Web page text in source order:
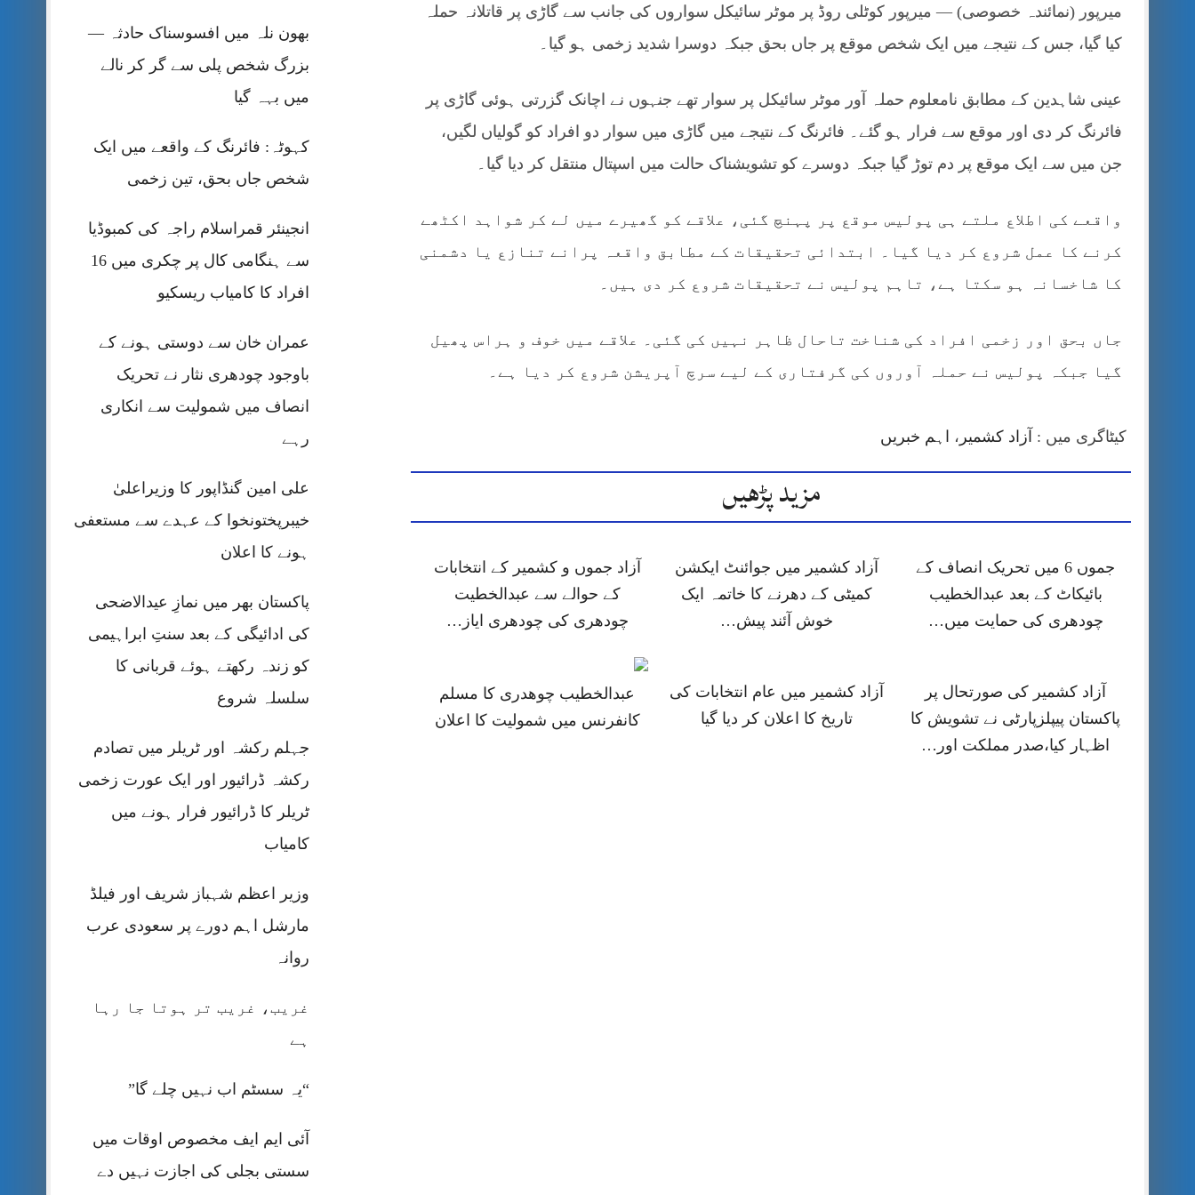
بھون نلہ میں افسوسناک حادثہ —
بزرگ شخص پلی سے گر کر نالے
میں بہہ گیا
کہوٹہ: فائرنگ کے واقعے میں ایک
شخص جاں بحق، تین زخمی
انجینئر قمراسلام راجہ کی کمبوڈیا
سے ہنگامی کال پر چکری میں 16
افراد کا کامیاب ریسکیو
عمران خان سے دوستی ہونے کے
باوجود چودھری نثار نے تحریک
انصاف میں شمولیت سے انکاری
رہے
علی امین گنڈاپور کا وزیراعلیٰ
خیبرپختونخوا کے عہدے سے مستعفی
ہونے کا اعلان
پاکستان بھر میں نمازِ عیدالاضحی
کی ادائیگی کے بعد سنتِ ابراہیمی
کو زندہ رکھتے ہوئے قربانی کا
سلسلہ شروع
جہلم رکشہ اور ٹریلر میں تصادم
رکشہ ڈرائیور اور ایک عورت زخمی
ٹریلر کا ڈرائیور فرار ہونے میں
کامیاب
وزیر اعظم شہباز شریف اور فیلڈ
مارشل اہم دورے پر سعودی عرب
روانہ
غریب، غریب تر ہوتا جا رہا
ہے
“یہ سسٹم اب نہیں چلے گا”
آئی ایم ایف مخصوص اوقات میں
سستی بجلی کی اجازت نہیں دے
میرپور (نمائندہ خصوصی) — میرپور کوٹلی روڈ پر موٹر سائیکل سواروں کی جانب سے گاڑی پر قاتلانہ حملہ
کیا گیا، جس کے نتیجے میں ایک شخص موقع پر جاں بحق جبکہ دوسرا شدید زخمی ہو گیا۔
عینی شاہدین کے مطابق نامعلوم حملہ آور موٹر سائیکل پر سوار تھے جنہوں نے اچانک گزرتی ہوئی گاڑی پر
فائرنگ کر دی اور موقع سے فرار ہو گئے۔ فائرنگ کے نتیجے میں گاڑی میں سوار دو افراد کو گولیاں لگیں،
جن میں سے ایک موقع پر دم توڑ گیا جبکہ دوسرے کو تشویشناک حالت میں اسپتال منتقل کر دیا گیا۔
واقعے کی اطلاع ملتے ہی پولیس موقع پر پہنچ گئی، علاقے کو گھیرے میں لے کر شواہد اکٹھے
کرنے کا عمل شروع کر دیا گیا۔ ابتدائی تحقیقات کے مطابق واقعہ پرانے تنازع یا دشمنی
کا شاخسانہ ہو سکتا ہے، تاہم پولیس نے تحقیقات شروع کر دی ہیں۔
جاں بحق اور زخمی افراد کی شناخت تاحال ظاہر نہیں کی گئی۔ علاقے میں خوف و ہراس پھیل
گیا جبکہ پولیس نے حملہ آوروں کی گرفتاری کے لیے سرچ آپریشن شروع کر دیا ہے۔
کیٹاگری میں : آزاد کشمیر ، اہم خبریں
مزید پڑھیں
جموں 6 میں تحریک انصاف کے
بائیکاٹ کے بعد عبدالخطیب
چودھری کی حمایت میں…
آزاد کشمیر میں جوائنٹ ایکشن
کمیٹی کے دھرنے کا خاتمہ ایک
خوش آئند پیش…
آزاد جموں و کشمیر کے انتخابات
کے حوالے سے عبدالخطیت
چودھری کی چودھری ایاز…
آزاد کشمیر کی صورتحال پر
پاکستان پیپلزپارٹی نے تشویش کا
اظہار کیا،صدر مملکت اور…
آزاد کشمیر میں عام انتخابات کی
تاریخ کا اعلان کر دیا گیا
عبدالخطیب چوھدری کا مسلم
کانفرنس میں شمولیت کا اعلان